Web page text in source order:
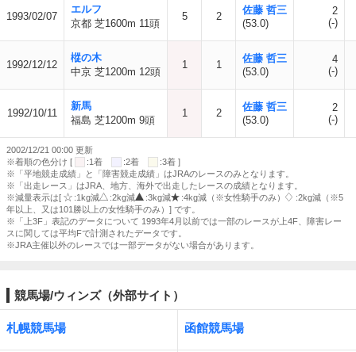
1993/02/07
エルフ
京都 芝1600m 11頭
5 2
佐藤 哲三
(53.0)
2
(-)
1992/12/12
樅の木
中京 芝1200m 12頭
1 1
佐藤 哲三
(53.0)
4
(-)
1992/10/11
新馬
福島 芝1200m 9頭
1 2
佐藤 哲三
(53.0)
2
(-)
2002/12/21 00:00 更新
※着順の色分け [
:1着 :2着
:3着 ]
※「平地競走成績」と「障害競走成績」はJRAのレースのみとなります。
※「出走レース」はJRA、地方、海外で出走したレースの成績となります。
※減量表示は[
:1kg減 :2kg減 :3kg減 :4kg減（※女性騎手のみ）
:2kg減（※5
年以上、又は101勝以上の女性騎手のみ）] です。
※「上3F」表記のデータについて 1993年4月以前では一部のレースが上4F、障害レー
スに関しては平均Fで計測されたデータです。
※JRA主催以外のレースでは一部データがない場合があります。
競馬場/ウィンズ（外部サイト）
札幌競馬場 函館競馬場